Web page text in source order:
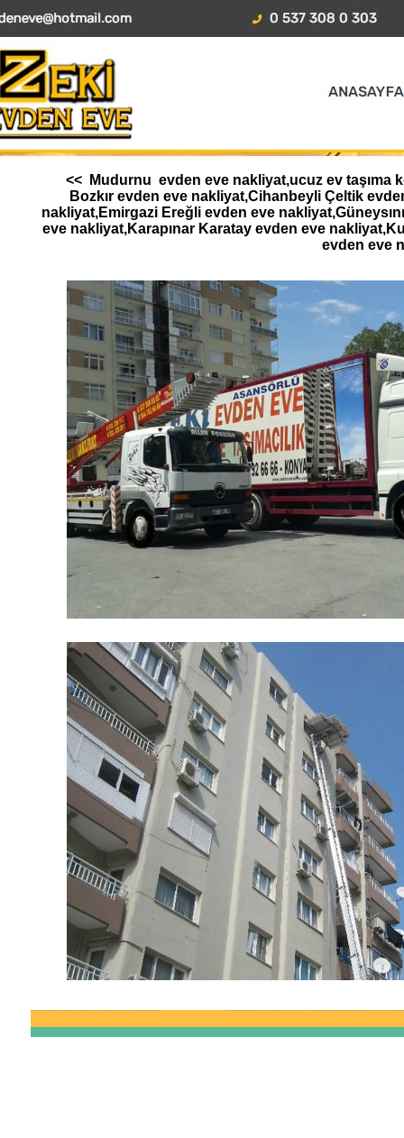
<< Mudurnu evden eve nakliyat,ucuz ev taşıma
Bozkır evden eve nakliyat,Cihanbeyli Çeltik
nakliyat,Emirgazi Ereğli evden eve
eve nakliyat,Karapınar Karatay evden eve
evden eve